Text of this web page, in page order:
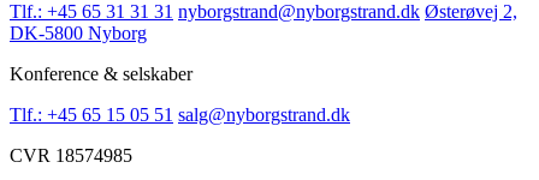
Tlf.: +45 65 31 31 31 nyborgstrand@nyborgstrand.dk Østerøvej 2,
DK-5800 Nyborg
Konference & selskaber
Tlf.: +45 65 15 05 51 salg@nyborgstrand.dk
CVR 18574985